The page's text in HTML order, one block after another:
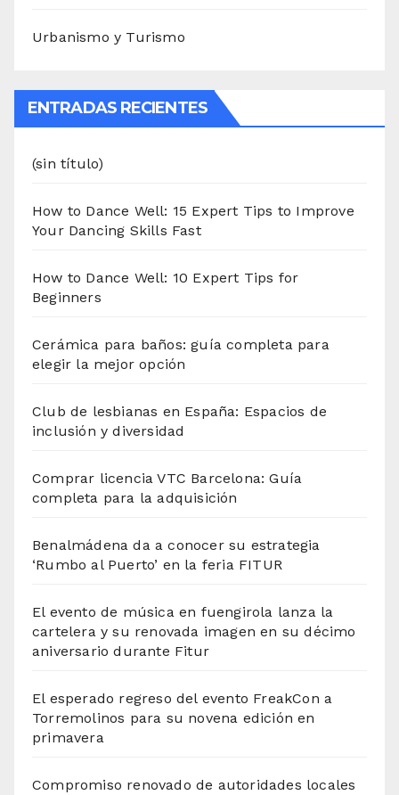
Urbanismo y Turismo
ENTRADAS RECIENTES
(sin título)
How to Dance Well: 15 Expert Tips to Improve
Your Dancing Skills Fast
How to Dance Well: 10 Expert Tips for
Beginners
Cerámica para baños: guía completa para
elegir la mejor opción
Club de lesbianas en España: Espacios de
inclusión y diversidad
Comprar licencia VTC Barcelona: Guía
completa para la adquisición
Benalmádena da a conocer su estrategia
‘Rumbo al Puerto’ en la feria FITUR
El evento de música en fuengirola lanza la
cartelera y su renovada imagen en su décimo
aniversario durante Fitur
El esperado regreso del evento FreakCon a
Torremolinos para su novena edición en
primavera
Compromiso renovado de autoridades locales